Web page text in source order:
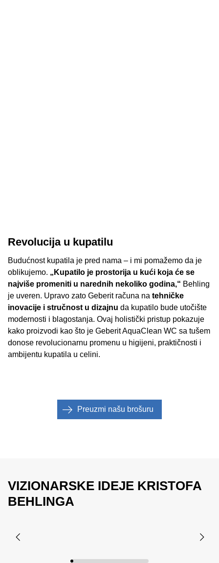
Revolucija u kupatilu
Budućnost kupatila je pred nama – i mi pomažemo da je
oblikujemo. „Kupatilo je prostorija u kući koja će se
najviše promeniti u narednih nekoliko godina,“ Behling
je uveren. Upravo zato Geberit računa na tehničke
inovacije i stručnost u dizajnu da kupatilo bude utočište
modernosti i blagostanja. Ovaj holistički pristup pokazuje
kako proizvodi kao što je Geberit AquaClean WC sa tušem
donose revolucionarnu promenu u higijeni, praktičnosti i
ambijentu kupatila u celini.
Preuzmi našu brošuru​
VIZIONARSKE IDEJE KRISTOFA
BEHLINGA